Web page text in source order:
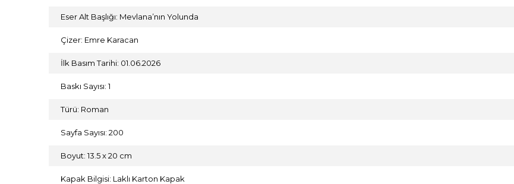
Eser Alt Başlığı: Mevlana’nın Yolunda
Çizer: Emre Karacan
İlk Basım Tarihi: 01.06.2026
Baskı Sayısı: 1
Türü: Roman
Sayfa Sayısı: 200
Boyut: 13.5 x 20 cm
Kapak Bilgisi: Laklı Karton Kapak